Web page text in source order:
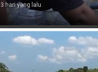
3 hari yang lalu